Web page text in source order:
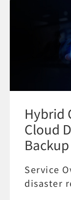
Hybrid
Cloud
Backup
Service
disaster